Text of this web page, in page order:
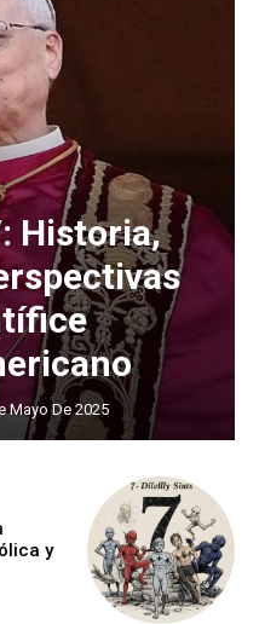
Historia,
Mayo De 2025
y